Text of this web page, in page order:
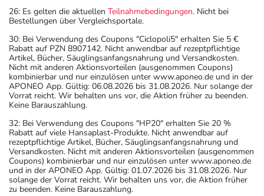
26: Es gelten die aktuellen Teilnahmebedingungen. Nicht bei
Bestellungen über Vergleichsportale.
30: Bei Verwendung des Coupons "Ciclopoli5" erhalten Sie 5 €
Rabatt auf PZN 8907142. Nicht anwendbar auf rezeptpflichtige
Artikel, Bücher, Säuglingsanfangsnahrung und Versandkosten.
Nicht mit anderen Aktionsvorteilen (ausgenommen Coupons)
kombinierbar und nur einzulösen unter www.aponeo.de und in der
APONEO App. Gültig: 06.08.2026 bis 31.08.2026. Nur solange der
Vorrat reicht. Wir behalten uns vor, die Aktion früher zu beenden.
Keine Barauszahlung.
32: Bei Verwendung des Coupons "HP20" erhalten Sie 20 %
Rabatt auf viele Hansaplast-Produkte. Nicht anwendbar auf
rezeptpflichtige Artikel, Bücher, Säuglingsanfangsnahrung und
Versandkosten. Nicht mit anderen Aktionsvorteilen (ausgenommen
Coupons) kombinierbar und nur einzulösen unter www.aponeo.de
und in der APONEO App. Gültig: 01.07.2026 bis 31.08.2026. Nur
solange der Vorrat reicht. Wir behalten uns vor, die Aktion früher
zu beenden. Keine Barauszahlung.